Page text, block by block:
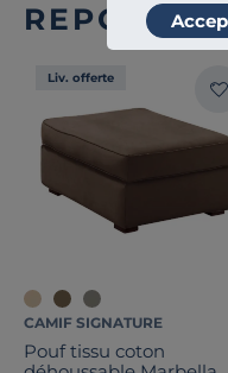
REPOSE-
Liv. offerte
CAMIF SIGNATURE
Pouf tissu coton